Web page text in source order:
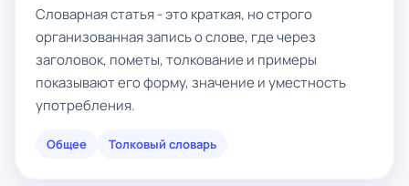
Словарная статья - это краткая, но строго
организованная запись о слове, где через
заголовок, пометы, толкование и примеры
показывают его форму, значение и уместность
употребления.
Общее Толковый словарь